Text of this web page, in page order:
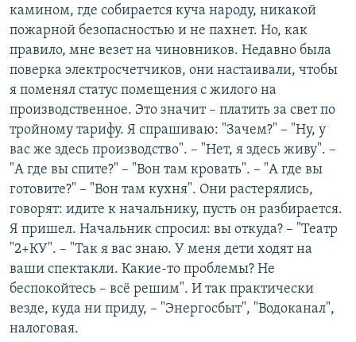
камином, где собирается куча народу, никакой
пожарной безопасностью и не пахнет. Но, как
правило, мне везет на чиновников. Недавно была
поверка электросчетчиков, они настаивали, чтобы
я поменял статус помещения с жилого на
производственное. Это значит – платить за свет по
тройному тарифу. Я спрашиваю: "Зачем?" – "Ну, у
вас же здесь производство". – "Нет, я здесь живу". –
"А где вы спите?" – "Вон там кровать". – "А где вы
готовите?" – "Вон там кухня". Они растерялись,
говорят: идите к начальнику, пусть он разбирается.
Я пришел. Начальник спросил: вы откуда? – "Театр
"2+КУ". – "Так я вас знаю. У меня дети ходят на
ваши спектакли. Какие-то проблемы? Не
беспокойтесь – всё решим". И так практически
везде, куда ни приду, – "Энергосбыт", "Водоканал",
налоговая.